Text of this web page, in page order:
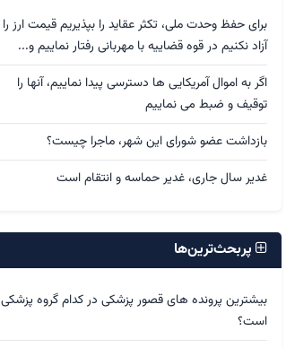
برای حفظ وحدت ملی، تکثر عقاید را بپذیریم قیمت ارز را
آزاد نکنیم در قوه قضاییه با مهربانی رفتار نماییم و...
اگر به اموال آمریکایی ها دسترسی پیدا نماییم، آنها را
توقیف و ضبط می نماییم
بازداشت عضو شورای این شهر، ماجرا چیست؟
غدیر سال جاری، غدیر حماسه و انتقام است
پربحث‌ترین‌ها
بیشترین پرونده های قصور پزشکی در کدام گروه پزشکی
است؟